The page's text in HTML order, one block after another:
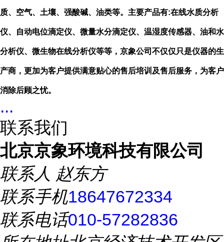
质、空气、土壤、强酸碱、油类等。主要产品有:在线水质分析
仪、自动电位滴定仪、微量水分滴定仪、温湿度传感器、油和水
分析仪、微生物在线分析仪等等，京象公司不仅仅只是仪器的生
产商，更加为客户提供满意贴心的售后培训及售后服务，为客户
消除后顾之忧。
...
联系我们
北京京象环境科技有限公司
联系人 赵东方
联系手机18647672334
联系电话010-57282836